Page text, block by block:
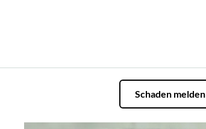
Schaden melden